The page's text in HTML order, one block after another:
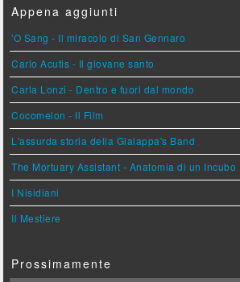
Appena aggiunti
'O Sang - Il miracolo di San Gennaro
Carlo Acutis - Il giovane santo
Carla Lonzi - Dentro e fuori dal mondo
Cocomelon - Il Film
L'assurda storia della Gialappa's Band
The Mortuary Assistant - Anatomia di un Incubo
I Nisidiani
Il Mestiere
Prossimamente